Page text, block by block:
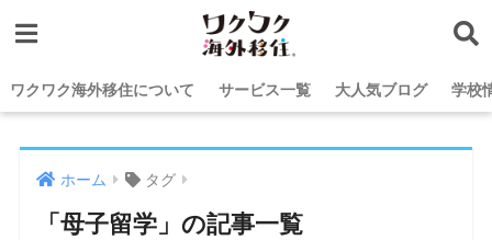
ワクワク海外移住について サービス一覧 大人気ブログ 学校
ホーム タグ
「母子留学」の記事一覧